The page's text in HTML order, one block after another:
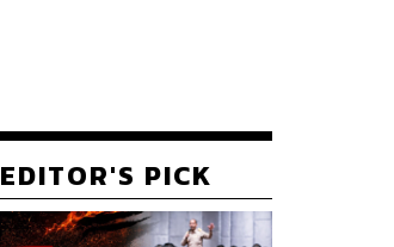
EDITOR'S PICK